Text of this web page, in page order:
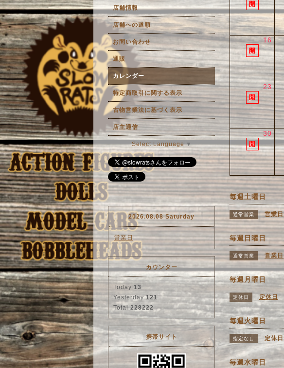
16
23
30
毎週土曜日
通常営業 営業日
毎週日曜日
通常営業 営業日
毎週月曜日
定休日 定休日
毎週火曜日
指定なし 定休日
毎週水曜日
店舗情報
店舗への道順
お問い合わせ
通販
カレンダー
特定商取引に関する表示
古物営業法に基づく表示
店主通信
Select Language ▼
2026.08.08 Saturday
営業日
カウンター
Today 13
Yesterday121
Total228222
携帯サイト